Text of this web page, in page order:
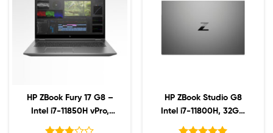
HP ZBook Fury 17 G8 –
Intel i7-11850H vPro,
128GB, 1TB SSD, AMD
HP ZBook Studio G8
Intel i7-11800H, 32GB,
Nvidia RTX3070 8GB,